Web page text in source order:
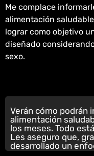
Me complace
alimentación
lograr como objetivo
diseñado
sexo.
Verán cómo podrán
alimentación
los meses. Todo
Les aseguro que,
desarrollado un